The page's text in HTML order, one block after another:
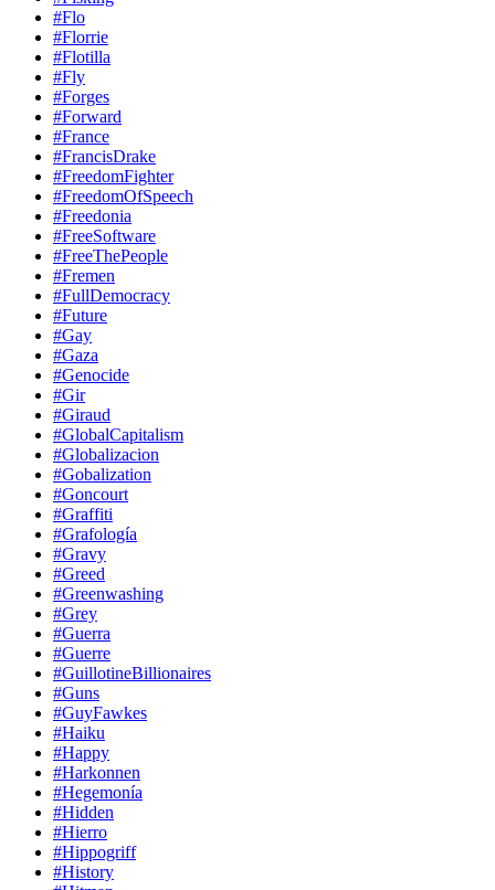
#Flo
#Florrie
#Flotilla
#Fly
#Forges
#Forward
#France
#FrancisDrake
#FreedomFighter
#FreedomOfSpeech
#Freedonia
#FreeSoftware
#FreeThePeople
#Fremen
#FullDemocracy
#Future
#Gay
#Gaza
#Genocide
#Gir
#Giraud
#GlobalCapitalism
#Globalizacion
#Gobalization
#Goncourt
#Graffiti
#Grafología
#Gravy
#Greed
#Greenwashing
#Grey
#Guerra
#Guerre
#GuillotineBillionaires
#Guns
#GuyFawkes
#Haiku
#Happy
#Harkonnen
#Hegemonía
#Hidden
#Hierro
#Hippogriff
#History